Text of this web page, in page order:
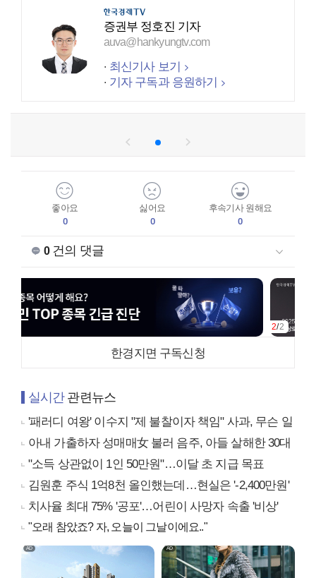
증권부 정호진 기자
auva@hankyungtv.com
최신기사 보기
기자 구독과 응원하기
좋아요
0
싫어요
0
후속기사 원해요
0
0건의 댓글
2/2
한경지면 구독신청
실시간관련뉴스
'패러디 여왕' 이수지 "제 불찰이자 책임" 사과, 무슨 일
아내 가출하자 성매매女 불러 음주, 아들 살해한 30대
"소득 상관없이 1인 50만원"…이달 초 지급 목표
김원훈 주식 1억8천 올인했는데…현실은 '-2,400만원'
치사율 최대 75% '공포'…어린이 사망자 속출 '비상'
"오래 참았죠? 자, 오늘이 그날이에요.."